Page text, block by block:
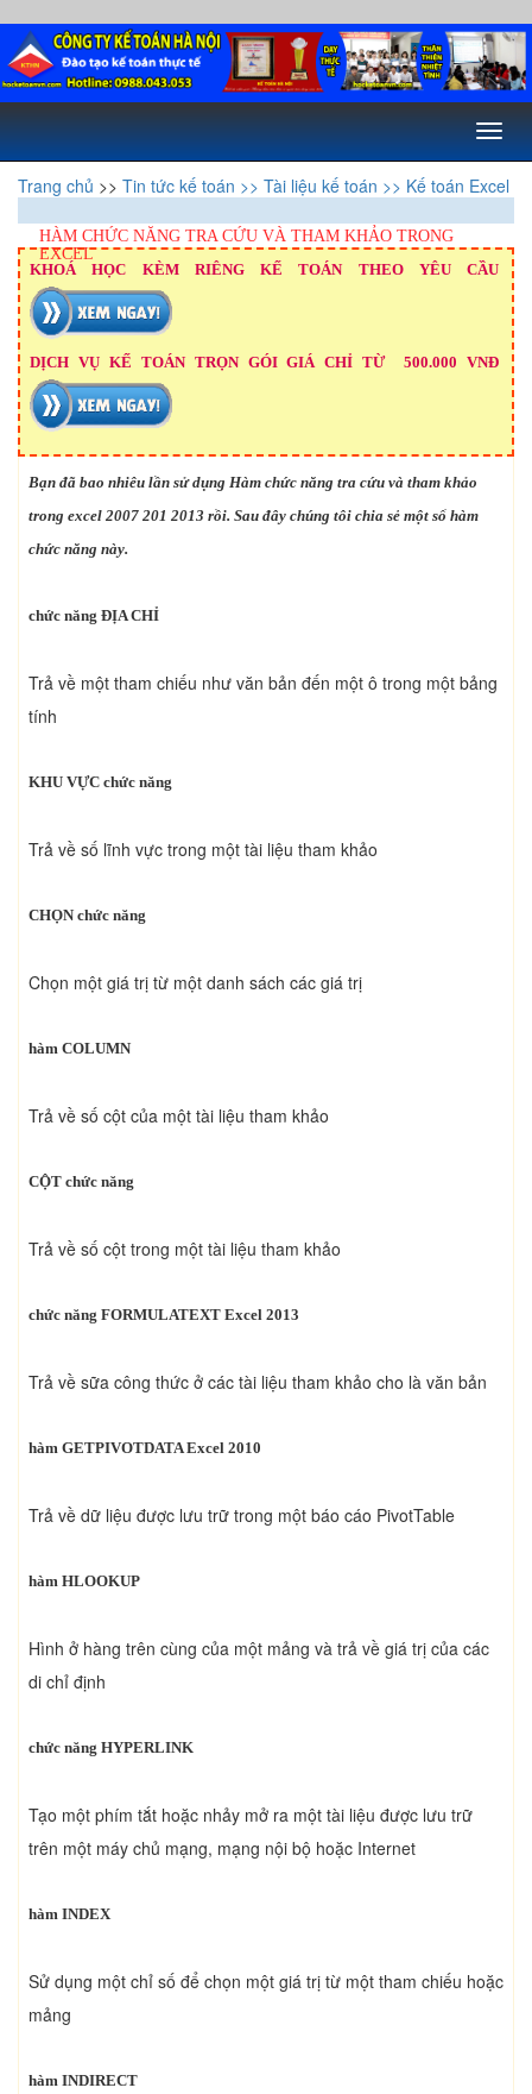
Toggle
Trang chủ >> Tin tức kế toán >> Tài liệu kế toán >> Kế toán Excel
HÀM CHỨC NĂNG TRA CỨU VÀ THAM KHẢO TRONG
EXCEL
KHOÁ HỌC KÈM RIÊNG KẾ TOÁN THEO YÊU CẦU
DỊCH VỤ KẾ TOÁN TRỌN GÓI GIÁ CHỈ TỪ 500.000 VNĐ
Bạn đã bao nhiêu lần sử dụng Hàm chức năng tra cứu và tham khảo
trong excel 2007 201 2013 rồi. Sau đây chúng tôi chia sẻ một sổ hàm
chức năng này.
chức năng ĐỊA CHỈ
Trả về một tham chiếu như văn bản đến một ô trong một bảng
tính
KHU VỰC chức năng
Trả về số lĩnh vực trong một tài liệu tham khảo
CHỌN chức năng
Chọn một giá trị từ một danh sách các giá trị
hàm COLUMN
Trả về số cột của một tài liệu tham khảo
CỘT chức năng
Trả về số cột trong một tài liệu tham khảo
chức năng FORMULATEXT Excel 2013
Trả về sữa công thức ở các tài liệu tham khảo cho là văn bản
hàm GETPIVOTDATA Excel 2010
Trả về dữ liệu được lưu trữ trong một báo cáo PivotTable
hàm HLOOKUP
Hình ở hàng trên cùng của một mảng và trả về giá trị của các
di chỉ định
chức năng HYPERLINK
Tạo một phím tắt hoặc nhảy mở ra một tài liệu được lưu trữ
trên một máy chủ mạng, mạng nội bộ hoặc Internet
hàm INDEX
Sử dụng một chỉ số để chọn một giá trị từ một tham chiếu hoặc
mảng
hàm INDIRECT